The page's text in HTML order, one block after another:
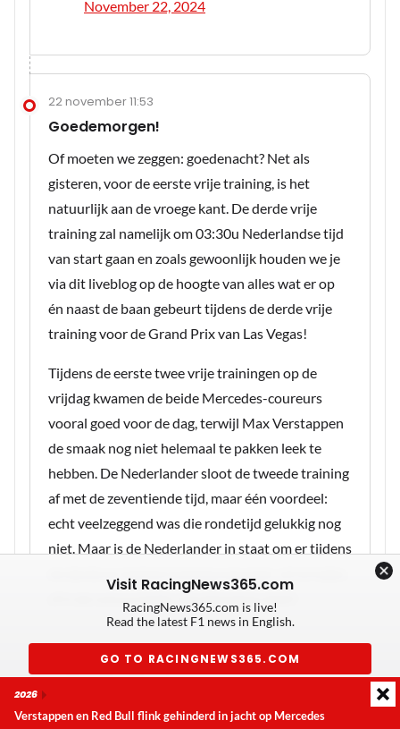
November 22, 2024
22 november 11:53
Goedemorgen!
Of moeten we zeggen: goedenacht? Net als
gisteren, voor de eerste vrije training, is het
natuurlijk aan de vroege kant. De derde vrije
training zal namelijk om 03:30u Nederlandse tijd
van start gaan en zoals gewoonlijk houden we je
via dit liveblog op de hoogte van alles wat er op
én naast de baan gebeurt tijdens de derde vrije
training voor de Grand Prix van Las Vegas!
Tijdens de eerste twee vrije trainingen op de
vrijdag kwamen de beide Mercedes-coureurs
vooral goed voor de dag, terwijl Max Verstappen
de smaak nog niet helemaal te pakken leek te
hebben. De Nederlander sloot de tweede training
af met de zeventiende tijd, maar één voordeel:
echt veelzeggend was die rondetijd gelukkig nog
niet. Maar is de Nederlander in staat om er tijdens
of is de concurrentie vooralsnog te sterk?
MEEST GELEZEN
Visit RacingNews365.com
RacingNews365.com is live!
Read the latest F1 news in English.
GO TO RACINGNEWS365.COM
2026
Verstappen en Red Bull flink gehinderd in jacht op Mercedes